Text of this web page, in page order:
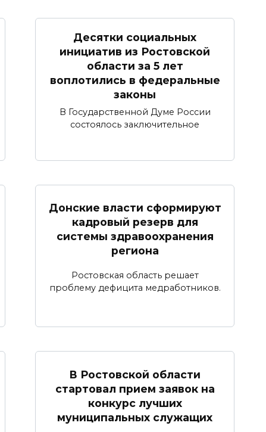
Десятки социальных
инициатив из Ростовской
области за 5 лет
воплотились в федеральные
законы
В Государственной Думе России
состоялось заключительное
Донские власти сформируют
кадровый резерв для
системы здравоохранения
региона
Ростовская область решает
проблему дефицита медработников.
В Ростовской области
стартовал прием заявок на
конкурс лучших
муниципальных служащих